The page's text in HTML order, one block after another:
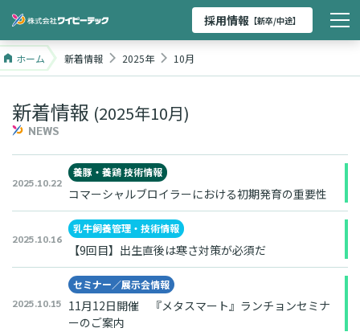
採用情報 【新卒/中途】
ホーム 新着情報 2025年 10月
新着情報 (2025年10月)
NEWS
2025.10.22
養豚・養鶏 技術情報
コマーシャルブロイラーにおける初期発育の重要性
2025.10.16
乳牛飼養管理・技術情報
【9回目】出生直後は寒さ対策が必須だ
2025.10.15
セミナー／展示会情報
11月12日開催 『メタスマート』ランチョンセミナ
ーのご案内